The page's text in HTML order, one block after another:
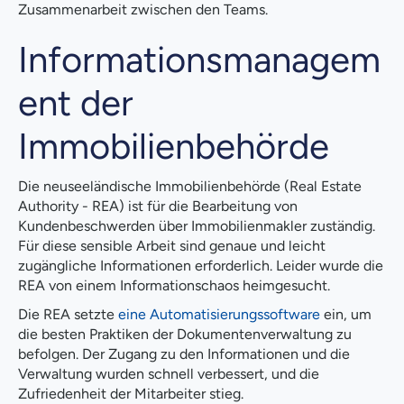
Zusammenarbeit zwischen den Teams.
Informationsmanagem
ent der
Immobilienbehörde
Die neuseeländische Immobilienbehörde (Real Estate
Authority - REA) ist für die Bearbeitung von
Kundenbeschwerden über Immobilienmakler zuständig.
Für diese sensible Arbeit sind genaue und leicht
zugängliche Informationen erforderlich. Leider wurde die
REA von einem Informationschaos heimgesucht.
Die REA setzte eine Automatisierungssoftware ein, um
die besten Praktiken der Dokumentenverwaltung zu
befolgen. Der Zugang zu den Informationen und die
Verwaltung wurden schnell verbessert, und die
Zufriedenheit der Mitarbeiter stieg.